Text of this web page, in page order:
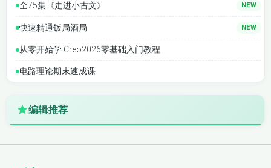
全75集《走进小古文》 NEW
快速精通饭局酒局 NEW
从零开始学 Creo2026零基础入门教程
电路理论期末速成课
编辑推荐